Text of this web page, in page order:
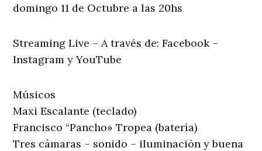
domingo 11 de Octubre a las 20hs
Streaming Live – A través de: Facebook –
Instagram y YouTube
Músicos
Maxi Escalante (teclado)
Francisco “Pancho» Tropea (batería)
Tres cámaras – sonido – iluminación y buena